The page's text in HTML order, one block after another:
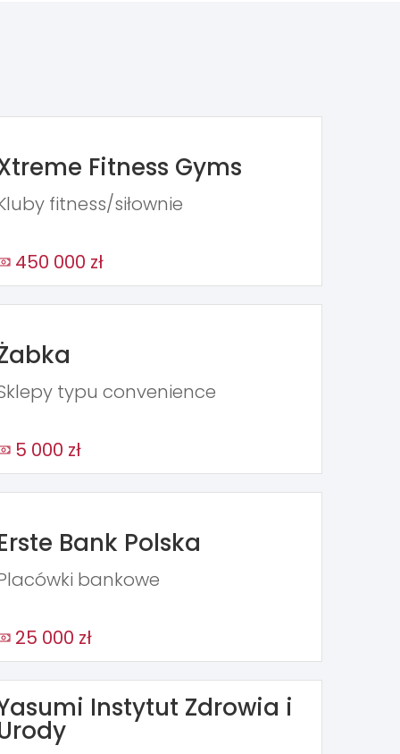
Fitness Gyms
fitness/siłownie
450 000 zł
typu convenience
5 000 zł
Bank Polska
bankowe
25 000 zł
Instytut Zdrowia i